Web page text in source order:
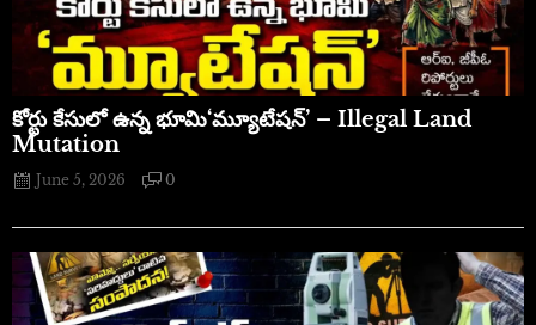
​కోర్టు కేసులో ఉన్న భూమి‘మ్యూటేషన్’ – Illegal Land
Mutation
June 5, 2026 0